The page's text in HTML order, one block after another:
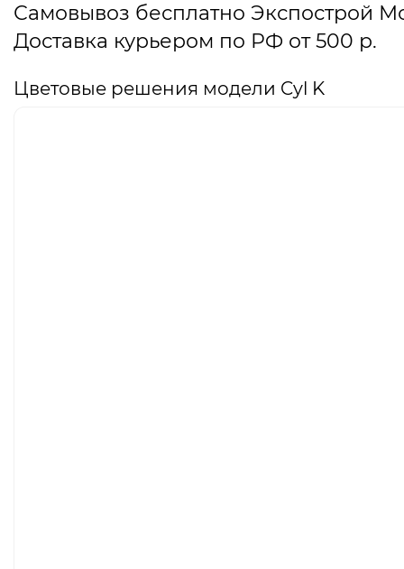
Самовывоз бесплатно Экспострой
Доставка курьером по РФ от 500 р.
Цветовые решения модели Cyl K